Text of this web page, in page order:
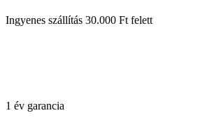
Ingyenes szállítás 30.000 Ft felett
1 év garancia